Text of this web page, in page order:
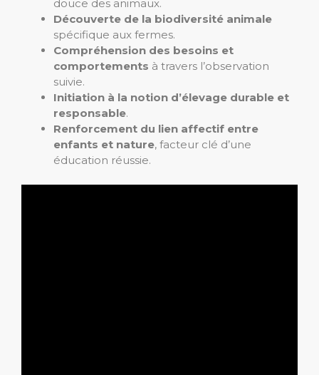
douce des animaux.
Découverte de la biodiversité animale
spécifique aux fermes.
Compréhension des besoins et
comportements à travers l’observation
suivie.
Initiation à la notion d’élevage durable et
responsable.
Renforcement du lien affectif entre
enfants et nature, facteur clé d’une
éducation réussie.